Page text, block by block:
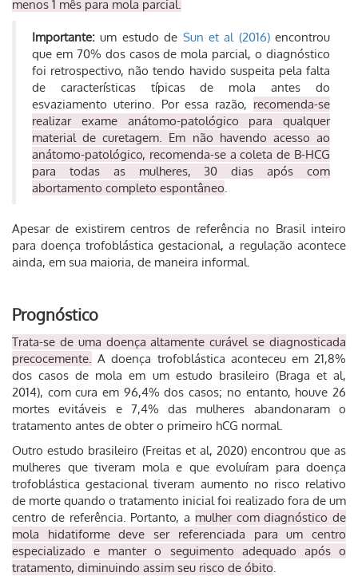
menos 1 mês para mola parcial.
Importante:um estudo de Sun et al (2016)encontrou
que em 70% dos casos de mola parcial, o diagnóstico
foi retrospectivo, não tendo havido suspeita pela falta
de características típicas de mola antes do
esvaziamento uterino. Por essa razão, recomenda-se
realizar exame anátomo-patológico para qualquer
material de curetagem. Em não havendo acesso ao
anátomo-patológico, recomenda-se a coleta de B-HCG
para todas as mulheres, 30 dias após com
abortamento completo espontâneo
Apesar de existirem centros de referência no Brasil inteiro
para doença trofoblástica gestacional, a regulação acontece
ainda, em sua maioria, de maneira informal.
Prognóstico
Trata-se de uma doença altamente curável se diagnosticada
precocemente. A doença trofoblástica aconteceu em 21,8%
dos casos de mola em um estudo brasileiro (Braga et al,
2014), com cura em 96,4% dos casos; no entanto, houve 26
mortes evitáveis e 7,4% das mulheres abandonaram o
tratamento antes de obter o primeiro hCG normal.
Outro estudo brasileiro (Freitas et al, 2020) encontrou que as
mulheres que tiveram mola e que evoluíram para doença
trofoblástica gestacional tiveram aumento no risco relativo
de morte quando o tratamento inicial foi realizado fora de um
centro de referência. Portanto, a mulher com diagnóstico de
mola hidatiforme deve ser referenciada para um centro
especializado e manter o seguimento adequado após o
tratamento, diminuindo assim seu risco de óbito